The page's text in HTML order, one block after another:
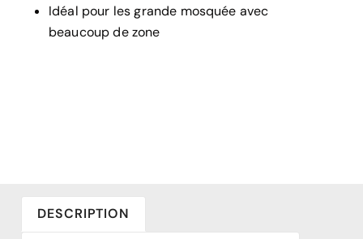
Idéal pour les grande mosquée avec
beaucoup de zone
DESCRIPTION